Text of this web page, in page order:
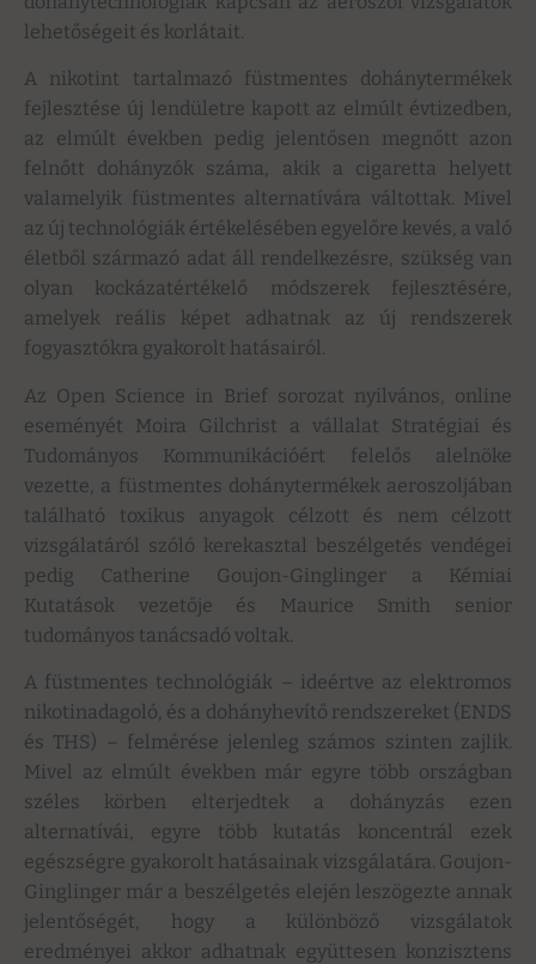
lehetőségeit és korlátait.
A nikotint tartalmazó füstmentes dohánytermékek
fejlesztése új lendületre kapott az elmúlt évtizedben,
az elmúlt években pedig jelentősen megnőtt azon
felnőtt dohányzók száma, akik a cigaretta helyett
valamelyik füstmentes alternatívára váltottak. Mivel
az új technológiák értékelésében egyelőre kevés, a való
életből származó adat áll rendelkezésre, szükség van
olyan kockázatértékelő módszerek fejlesztésére,
amelyek reális képet adhatnak az új rendszerek
fogyasztókra gyakorolt hatásairól.
Az Open Science in Brief sorozat nyilvános, online
eseményét Moira Gilchrist a vállalat Stratégiai és
Tudományos Kommunikációért felelős alelnöke
vezette, a füstmentes dohánytermékek aeroszoljában
található toxikus anyagok célzott és nem célzott
vizsgálatáról szóló kerekasztal beszélgetés vendégei
pedig Catherine Goujon-Ginglinger a Kémiai
Kutatások vezetője és Maurice Smith senior
tudományos tanácsadó voltak.
A füstmentes technológiák – ideértve az elektromos
nikotinadagoló, és a dohányhevítő rendszereket (ENDS
és THS) – felmérése jelenleg számos szinten zajlik.
Mivel az elmúlt években már egyre több országban
széles körben elterjedtek a dohányzás ezen
alternatívái, egyre több kutatás koncentrál ezek
egészségre gyakorolt hatásainak vizsgálatára. Goujon-
Ginglinger már a beszélgetés elején leszögezte annak
jelentőségét, hogy a különböző vizsgálatok
eredményei akkor adhatnak együttesen konzisztens